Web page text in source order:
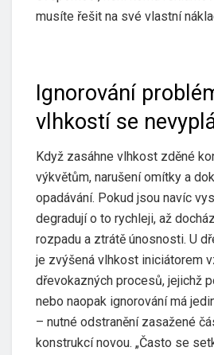
musíte řešit na své vlastní
Ignorování
vlhkostí se
Když zasáhne vlhkost zděné
výkvětům, narušení omítky a
opadávání. Pokud jsou navíc
degradují o to rychleji, až
rozpadu a ztrátě únosnosti. U
je zvýšená vlhkost iniciátorem
dřevokazných procesů, jejichž
nebo naopak ignorování má
– nutné odstranění zasažené
konstrukcí novou. „Často se